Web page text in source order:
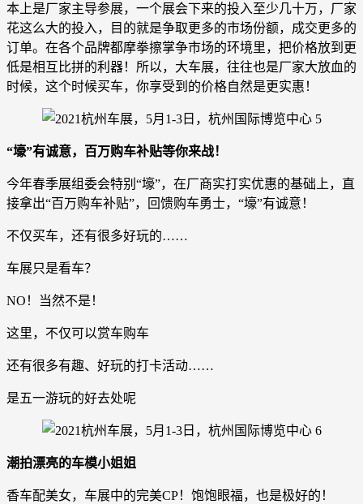
本上是厂家主导参展，一个展会下来的投入至少几十万，厂家
花这么大的投入，目的就是争取更多的市场份额，成交更多的
订单。在各个品牌都摩拳擦掌争市场的环境里，把价格放到更
低是相互比拼的利器！所以，大车展，往往也是厂家大放血的
时候，这个时候买车，你享受到的价格自然是更实惠！
“壕”有诚意，百万购车补贴等你来战！
今年春季展组委会特别“壕”，在厂商实打实优惠的基础上，直
接拿出“百万购车补贴”，回馈购车勇士，“壕”有诚意！
不仅买车，还有很多好玩的……
车展只是看车？
NO！当然不是！
这里，不仅可以赏车购车
还有很多有趣、好玩的打卡活动……
是五一游玩的好去处呢
潮拍漂亮的车模小姐姐
香车配美女，车展中的完美CP！饱饱眼福，也是极好的！